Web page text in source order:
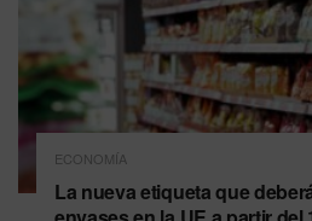
ECONOMÍA
La nueva etiqueta que